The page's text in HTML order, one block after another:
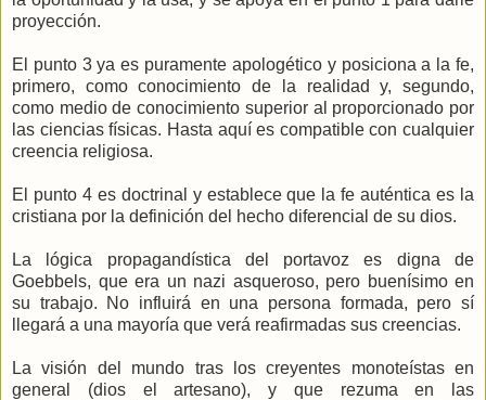
proyección.
El punto 3 ya es puramente apologético y posiciona a la fe,
primero, como conocimiento de la realidad y, segundo,
como medio de conocimiento superior al proporcionado por
las ciencias físicas. Hasta aquí es compatible con cualquier
creencia religiosa.
El punto 4 es doctrinal y establece que la fe auténtica es la
cristiana por la definición del hecho diferencial de su dios.
La lógica propagandística del portavoz es digna de
Goebbels, que era un nazi asqueroso, pero buenísimo en
su trabajo. No influirá en una persona formada, pero sí
llegará a una mayoría que verá reafirmadas sus creencias.
La visión del mundo tras los creyentes monoteístas en
general (dios el artesano), y que rezuma en las